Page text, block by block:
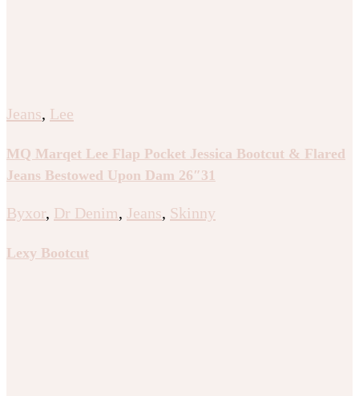
Jeans, Lee
MQ Marqet Lee Flap Pocket Jessica Bootcut & Flared
Jeans Bestowed Upon Dam 26″31
Byxor, Dr Denim, Jeans, Skinny
Lexy Bootcut